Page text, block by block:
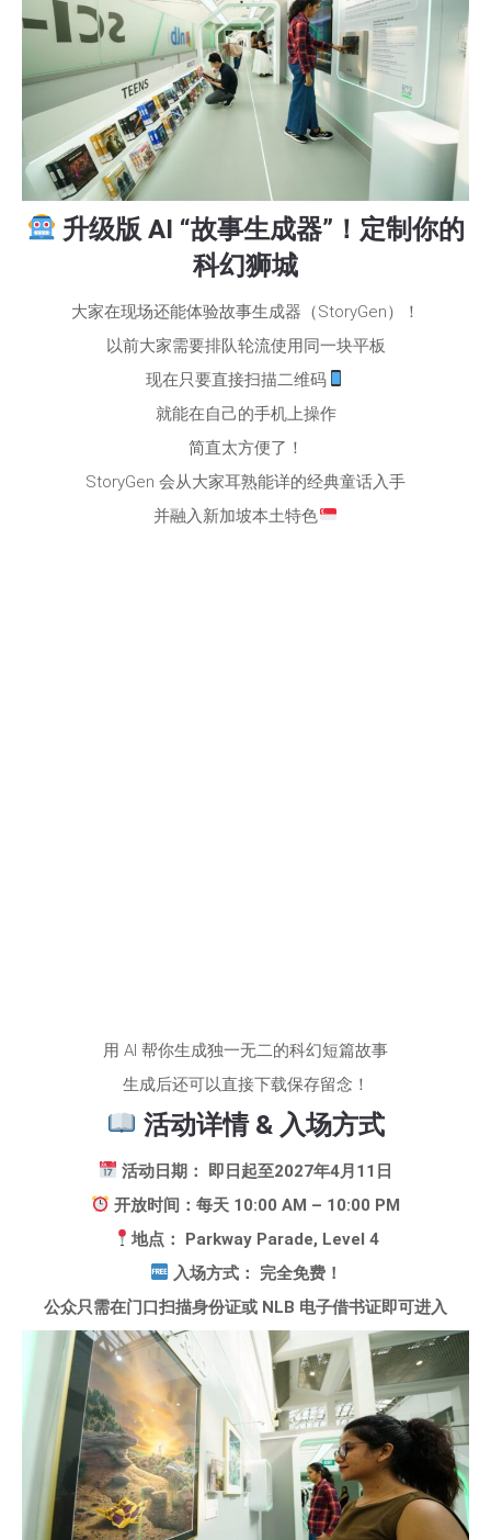
升级版 AI “故事生成器”！定制你的
科幻狮城
大家在现场还能体验故事生成器（StoryGen）！
以前大家需要排队轮流使用同一块平板
现在只要直接扫描二维码
就能在自己的手机上操作
简直太方便了！
StoryGen 会从大家耳熟能详的经典童话入手
并融入新加坡本土特色
用 AI 帮你生成独一无二的科幻短篇故事
生成后还可以直接下载保存留念！
活动详情 & 入场方式
活动日期： 即日起至2027年4月11日
开放时间：每天 10:00 AM – 10:00 PM
地点： Parkway Parade, Level 4
入场方式： 完全免费！
公众只需在门口扫描身份证或 NLB 电子借书证即可进入